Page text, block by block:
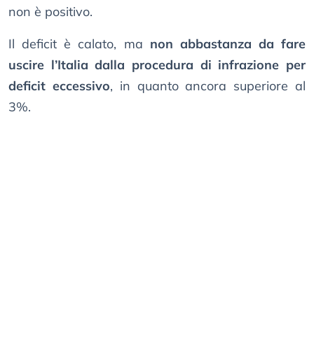
non è positivo.
Il deficit è calato, ma non abbastanza da fare
uscire l’Italia dalla procedura di infrazione per
deficit eccessivo, in quanto ancora superiore al
3%.